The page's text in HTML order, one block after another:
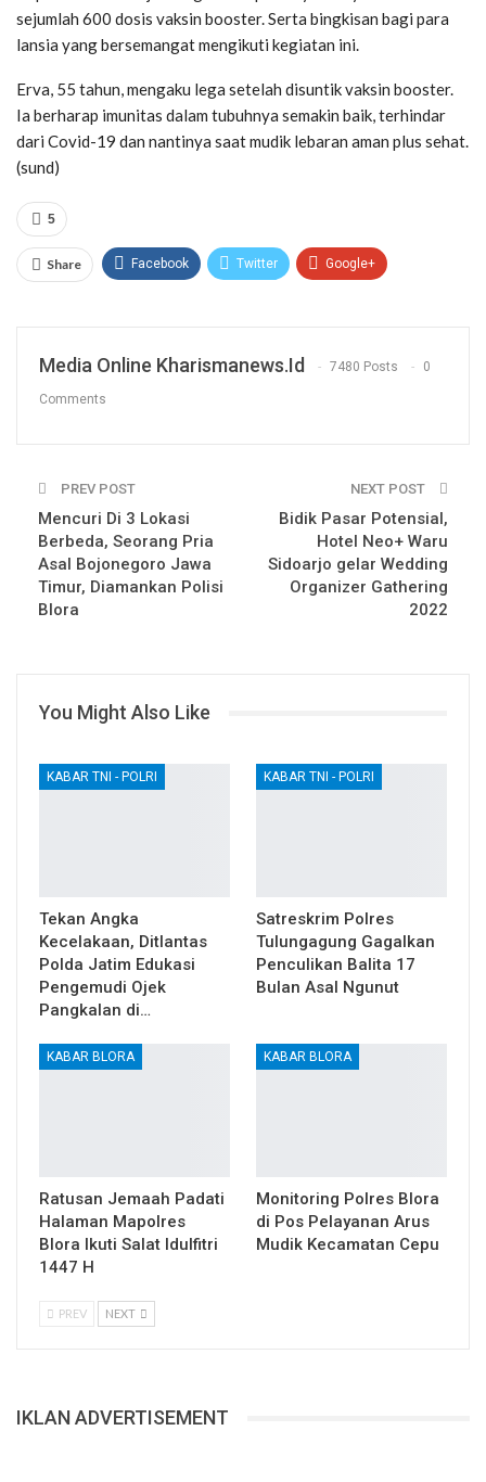
sejumlah 600 dosis vaksin booster. Serta bingkisan bagi para
lansia yang bersemangat mengikuti kegiatan ini.
Erva, 55 tahun, mengaku lega setelah disuntik vaksin booster.
Ia berharap imunitas dalam tubuhnya semakin baik, terhindar
dari Covid-19 dan nantinya saat mudik lebaran aman plus sehat.
(sund)
5
Share Facebook Twitter Google+
Media Online Kharismanews.id 7480 Posts 0
Comments
PREV POST
Mencuri Di 3 Lokasi
Berbeda, Seorang Pria
Asal Bojonegoro Jawa
Timur, Diamankan Polisi
Blora
NEXT POST
Bidik Pasar Potensial,
Hotel Neo+ Waru
Sidoarjo gelar Wedding
Organizer Gathering
2022
You Might Also Like
KABAR TNI - POLRI
Tekan Angka
Kecelakaan, Ditlantas
Polda Jatim Edukasi
Pengemudi Ojek
Pangkalan di…
KABAR TNI - POLRI
Satreskrim Polres
Tulungagung Gagalkan
Penculikan Balita 17
Bulan Asal Ngunut
KABAR BLORA
Ratusan Jemaah Padati
Halaman Mapolres
Blora Ikuti Salat Idulfitri
1447 H
KABAR BLORA
Monitoring Polres Blora
di Pos Pelayanan Arus
Mudik Kecamatan Cepu
PREV NEXT
IKLAN ADVERTISEMENT